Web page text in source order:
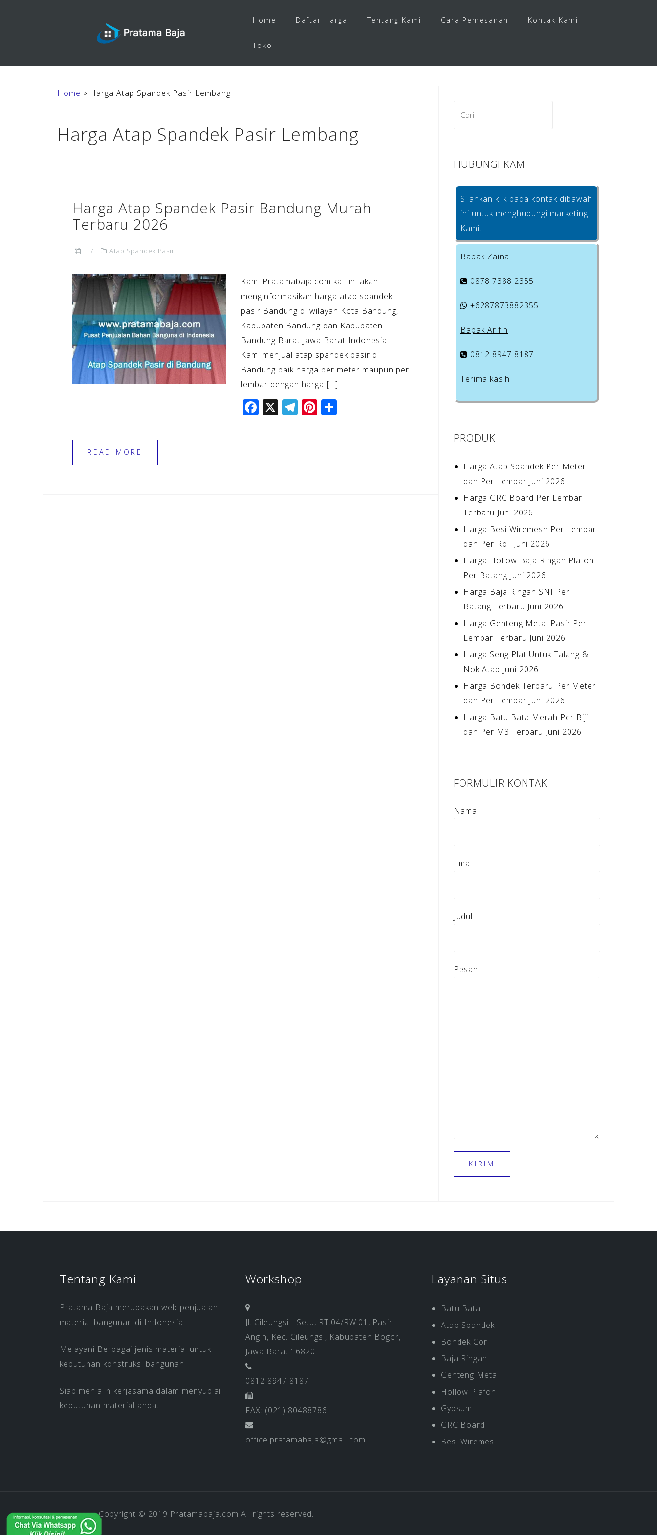
Home Daftar Harga Tentang Kami Cara Pemesanan Kontak Kami
Toko
Home » Harga Atap Spandek Pasir Lembang
Harga Atap Spandek Pasir Lembang
Harga Atap Spandek Pasir Bandung Murah
Terbaru 2026
Atap Spandek Pasir
Kami Pratamabaja.com kali ini akan
menginformasikan harga atap spandek
pasir Bandung di wilayah Kota Bandung,
Kabupaten Bandung dan Kabupaten
Bandung Barat Jawa Barat Indonesia.
Kami menjual atap spandek pasir di
Bandung baik harga per meter maupun per
lembar dengan harga […]
F X T Pi S
READ MORE
HUBUNGI KAMI
Silahkan klik pada kontak dibawah
ini untuk menghubungi marketing
Kami.
Bapak Zainal
0878 7388 2355
+6287873882355
Bapak Arifin
0812 8947 8187
Terima kasih …!
PRODUK
Harga Atap Spandek Per Meter
dan Per Lembar Juni 2026
Harga GRC Board Per Lembar
Terbaru Juni 2026
Harga Besi Wiremesh Per Lembar
dan Per Roll Juni 2026
Harga Hollow Baja Ringan Plafon
Per Batang Juni 2026
Harga Baja Ringan SNI Per
Batang Terbaru Juni 2026
Harga Genteng Metal Pasir Per
Lembar Terbaru Juni 2026
Harga Seng Plat Untuk Talang &
Nok Atap Juni 2026
Harga Bondek Terbaru Per Meter
dan Per Lembar Juni 2026
Harga Batu Bata Merah Per Biji
dan Per M3 Terbaru Juni 2026
FORMULIR KONTAK
Nama
Email
Judul
Pesan
Tentang Kami
Pratama Baja merupakan web penjualan
material bangunan di Indonesia.
Melayani Berbagai jenis material untuk
kebutuhan konstruksi bangunan.
Siap menjalin kerjasama dalam menyuplai
kebutuhan material anda.
Workshop
Jl. Cileungsi - Setu, RT.04/RW.01, Pasir
Angin, Kec. Cileungsi, Kabupaten Bogor,
Jawa Barat 16820
0812 8947 8187
FAX: (021) 80488786
office.pratamabaja@gmail.com
Layanan Situs
Batu Bata
Atap Spandek
Bondek Cor
Baja Ringan
Genteng Metal
Hollow Plafon
Gypsum
GRC Board
Besi Wiremes
Copyright © 2019 Pratamabaja.com All rights reserved.